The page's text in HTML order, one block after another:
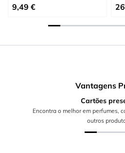
Preço Especial
9,49 €
Vantagens
Cartões
Encontra o melhor em perfumes,
outros